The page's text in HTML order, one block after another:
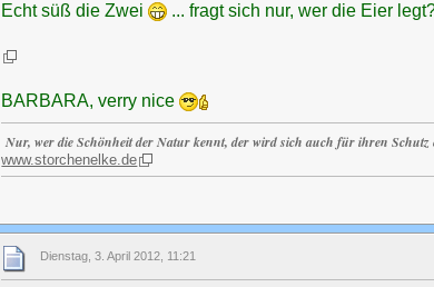
Echt süß die Zwei ... fragt sich nur, wer die Eier
BARBARA, verry nice
Nur, wer die Schönheit der Natur kennt, der wird sich auch für ihren Schutz
www.storchenelke.de
Dienstag, 3. April 2012, 11:21